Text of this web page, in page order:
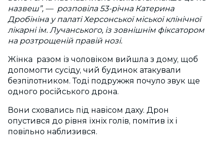
назвеш”, — розповіла 53-річна Катерина
Дробініна у палаті Херсонської міської клінічної
лікарні ім. Лучанського, із зовнішнім фіксатором
на розтрощеній правій нозі.
Жінка разом із чоловіком вийшла з дому, щоб
допомогти сусіду, чий будинок атакували
безпілотником. Тоді подружжя почуло звук ще
одного російського дрона.
Вони сховались під навісом даху. Дрон
опустився до рівня їхніх голів, помітив їх і
повільно наблизився.